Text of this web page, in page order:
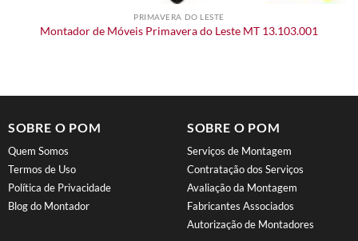
PRIMAVERA DO LESTE
Montador de Móveis Primavera do Leste MT 13.103.001
SOBRE O POM
Quem Somos
Termos de Uso
Política de Privacidade
Blog do Montador
SOBRE O POM
Serviços de Montagem
Contratação dos Serviços
Avaliação da Montagem
Fabricantes Associados
Autorização de Montadores